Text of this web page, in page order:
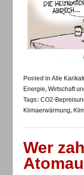
Posted in Alle
Energie, Wirtschaft
Tags: CO2-
Klimaerwärmung,
Wer